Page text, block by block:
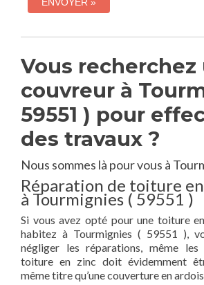
Vous recherchez
couvreur à
59551 ) pour
des travaux ?
Nous sommes là pour vous à
Réparation de toiture
à Tourmignies ( 59551 )
Si vous avez opté pour une toiture
habitez à Tourmignies ( 59551 ),
négliger les réparations, même
toiture en zinc doit évidemment
même titre qu’une couverture en